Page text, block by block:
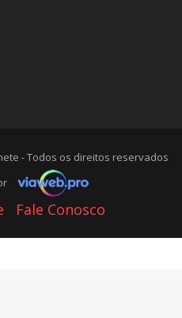
- Todos os direitos reservados
Fale Conosco